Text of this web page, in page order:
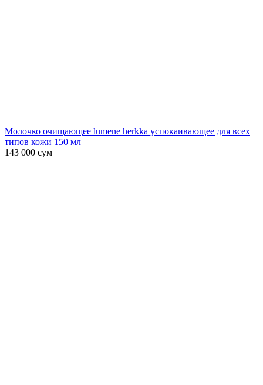
Молочко очищающее lumene herkka успокаивающее для всех
типов кожи 150 мл
143 000 сум